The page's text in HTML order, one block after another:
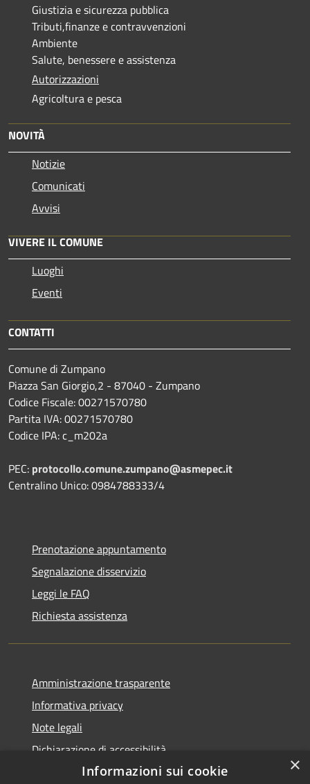
Giustizia e sicurezza pubblica
Tributi,finanze e contravvenzioni
Ambiente
Salute, benessere e assistenza
Autorizzazioni
Agricoltura e pesca
NOVITÀ
Notizie
Comunicati
Avvisi
VIVERE IL COMUNE
Luoghi
Eventi
CONTATTI
Comune di Zumpano
Piazza San Giorgio,2 - 87040 - Zumpano
Codice Fiscale: 00271570780
Partita IVA: 00271570780
Codice IPA: c_m202a
PEC: protocollo.comune.zumpano@asmepec.it
Centralino Unico: 0984788333/4
Prenotazione appuntamento
Segnalazione disservizio
Leggi le FAQ
Richiesta assistenza
Amministrazione trasparente
Informativa privacy
Note legali
Dichiarazione di accessibilità
×
Informazioni sui cookie